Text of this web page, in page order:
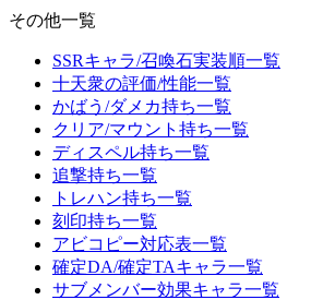
その他一覧
SSRキャラ/召喚石実装順一覧
十天衆の評価/性能一覧
かばう/ダメカ持ち一覧
クリア/マウント持ち一覧
ディスペル持ち一覧
追撃持ち一覧
トレハン持ち一覧
刻印持ち一覧
アビコピー対応表一覧
確定DA/確定TAキャラ一覧
サブメンバー効果キャラ一覧